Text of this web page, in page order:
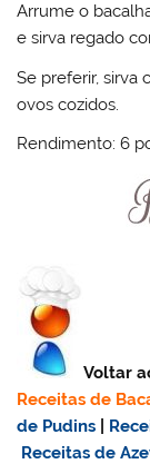
Arrume o
e sirva regado
Se preferir, sirva
ovos cozidos.
Rendimento: 6
Voltar
Receitas de
de Pudins
Receitas de